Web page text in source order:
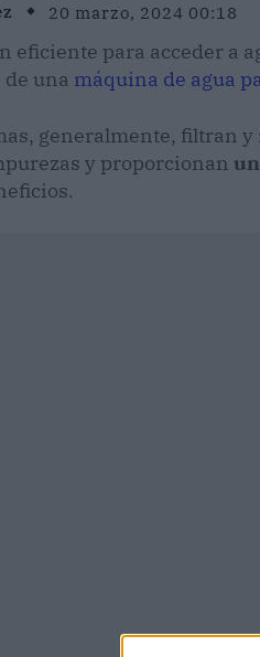
20 marzo, 2024 00:18
eficiente para acceder a
una máquina de agua
generalmente, filtran
y proporcionan